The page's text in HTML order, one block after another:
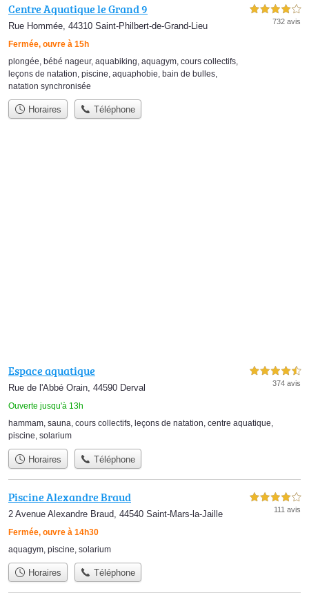
Centre Aquatique le Grand 9
Rue Hommée, 44310 Saint-Philbert-de-Grand-Lieu
Fermée, ouvre à 15h
4,0 étoiles sur 5
732 avis
plongée, bébé nageur, aquabiking, aquagym, cours collectifs,
leçons de natation, piscine, aquaphobie, bain de bulles,
natation synchronisée
Horaires Téléphone
Espace aquatique
Rue de l'Abbé Orain, 44590 Derval
Ouverte jusqu'à 13h
4,5 étoiles sur 5
374 avis
hammam, sauna, cours collectifs, leçons de natation, centre aquatique,
piscine, solarium
Horaires Téléphone
Piscine Alexandre Braud
2 Avenue Alexandre Braud, 44540 Saint-Mars-la-Jaille
Fermée, ouvre à 14h30
4,0 étoiles sur 5
111 avis
aquagym piscine solarium
Horaires Téléphone